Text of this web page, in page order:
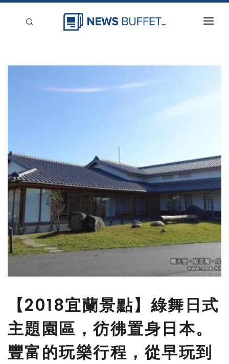
新聞稿分類
【2018宜蘭景點】綠舞日式
主題園區，彷彿置身日本。
豐富的玩樂行程，從早玩到